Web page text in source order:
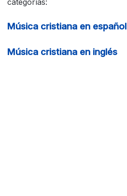
Música cristiana en español
Música cristiana en inglés